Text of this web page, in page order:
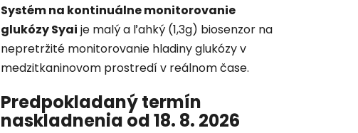
Systém na kontinuálne monitorovanie
glukózy Syai je malý a ľahký (1,3g) biosenzor na
nepretržité monitorovanie hladiny glukózy v
medzitkaninovom prostredí v reálnom čase.
Predpokladaný termín
naskladnenia od 18. 8. 2026